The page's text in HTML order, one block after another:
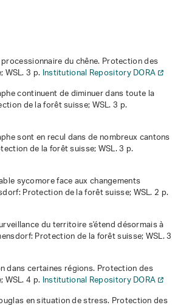
du chêne. Protection des
3 p. Institutional Repository DORA
continuent de diminuer dans toute la
de la forêt suisse; WSL. 3 p.
sont en recul dans de nombreux cantons
de la forêt suisse; WSL. 3 p.
sycomore face aux changements
Protection de la forêt suisse; WSL. 2 p.
du territoire s'étend désormais à
Protection de la forêt suisse; WSL. 3
dans certaines régions. Protection des
4 p. Institutional Repository DORA
en situation de stress. Protection des